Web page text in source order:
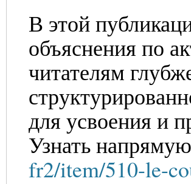
В этой
объяснения по
читателям
для усвоения и
Узнать
fr2/item/510-le-